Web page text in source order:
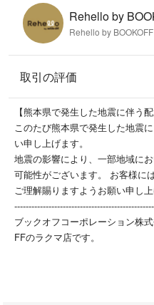
管理番号:ITEKMY79V1JC
【ご注意】
※お値下げの交渉はお受けできま
※販売価格3万円以上の商品のみ
こちらの商品はラクマ公式パート
によって出品されています。
Rehello by
Rehello by BOOKOFF
取引の評価
【熊本県で発生した地震に伴う
このたび熊本県で発生した地震
い申し上げます。
地震の影響により、一部地域に
可能性がございます。 お客様に
ご理解賜りますようお願い申し上
ブックオフコーポレーション株
FFのラクマ店です。
Rehello（リハロ）では各ジャ